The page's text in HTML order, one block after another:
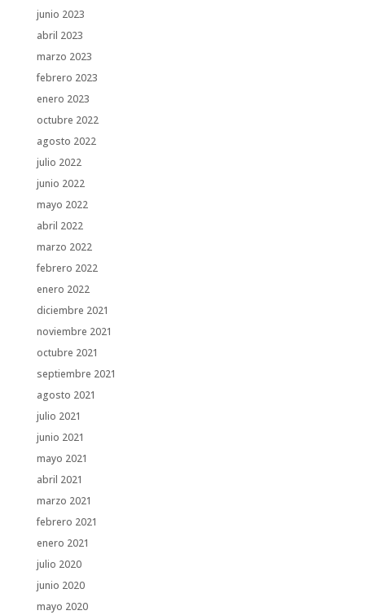
junio 2023
abril 2023
marzo 2023
febrero 2023
enero 2023
octubre 2022
agosto 2022
julio 2022
junio 2022
mayo 2022
abril 2022
marzo 2022
febrero 2022
enero 2022
diciembre 2021
noviembre 2021
octubre 2021
septiembre 2021
agosto 2021
julio 2021
junio 2021
mayo 2021
abril 2021
marzo 2021
febrero 2021
enero 2021
julio 2020
junio 2020
mayo 2020